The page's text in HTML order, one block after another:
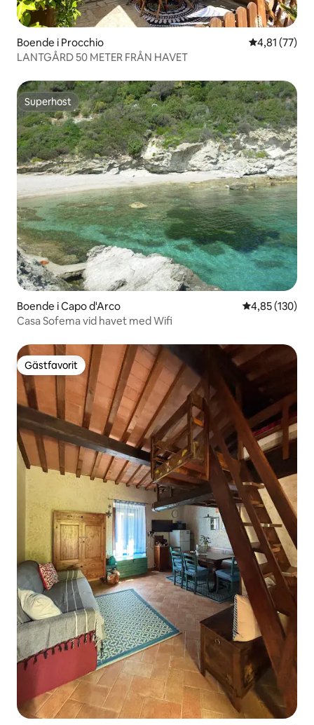
Boende i Procchio 4,81 av 5 i
4,81 (77)
LANTGÅRD 50 METER FRÅN HAVET
Superhost
Superhost
Boende i Capo d'Arco 4,85 av 5 i
4,85 (130)
Casa Sofema vid havet med Wifi
Gästfavorit
Gästfavorit